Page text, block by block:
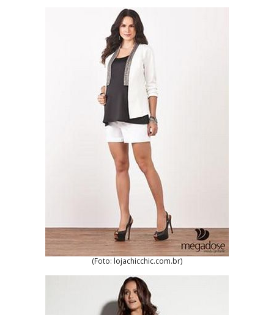
(Foto: lojachicchic.com.br)